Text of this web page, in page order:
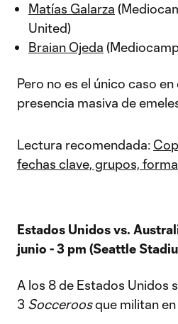
Matías Galarza
United)
Braian Ojeda
Pero no es el único caso
presencia masiva de
Lectura recomendada:
fechas clave, grupos,
Estados Unidos vs.
junio - 3 pm (Seattle
A los 8 de Estados Unidos
3 Socceroosque militan en